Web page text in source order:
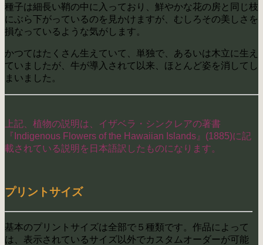
種子は細長い鞘の中に入っており、鮮やかな花の房と同じ枝
にぶら下がっているのを見かけますが、むしろその美しさを
損なっているような気がします。
かつてはたくさん生えていて、単独で、あるいは木立に生え
ていましたが、牛が導入されて以来、ほとんど姿を消してし
まいました。
上記、植物の説明は、イザベラ・シンクレアの著書
『Indigenous Flowers of the Hawaiian Islands』(1885)に記
載されている説明を日本語訳したものになります。
プリントサイズ
基本のプリントサイズは全部で５種類です。作品によって
は、表示されているサイズ以外でカスタムオーダーが可能